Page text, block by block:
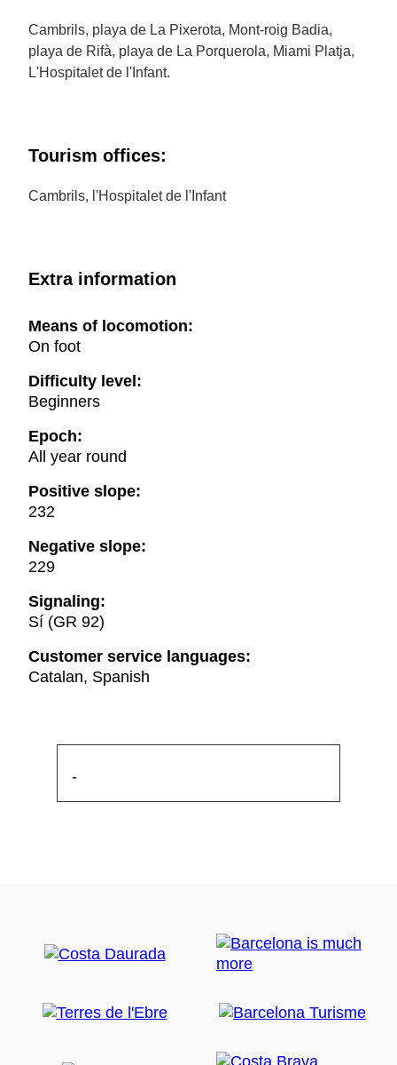
Cambrils, playa de La Pixerota, Mont-roig Badia,
playa de Rifà, playa de La Porquerola, Miami Platja,
L'Hospitalet de l'Infant.
Tourism offices:
Cambrils, l'Hospitalet de l'Infant
Extra information
Means of locomotion:
On foot
Difficulty level:
Beginners
Epoch:
All year round
Positive slope:
232
Negative slope:
229
Signaling:
Sí (GR 92)
Customer service languages:
Catalan, Spanish
-